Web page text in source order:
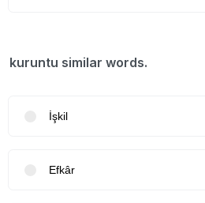
kuruntu similar words.
İşkil
Efkâr